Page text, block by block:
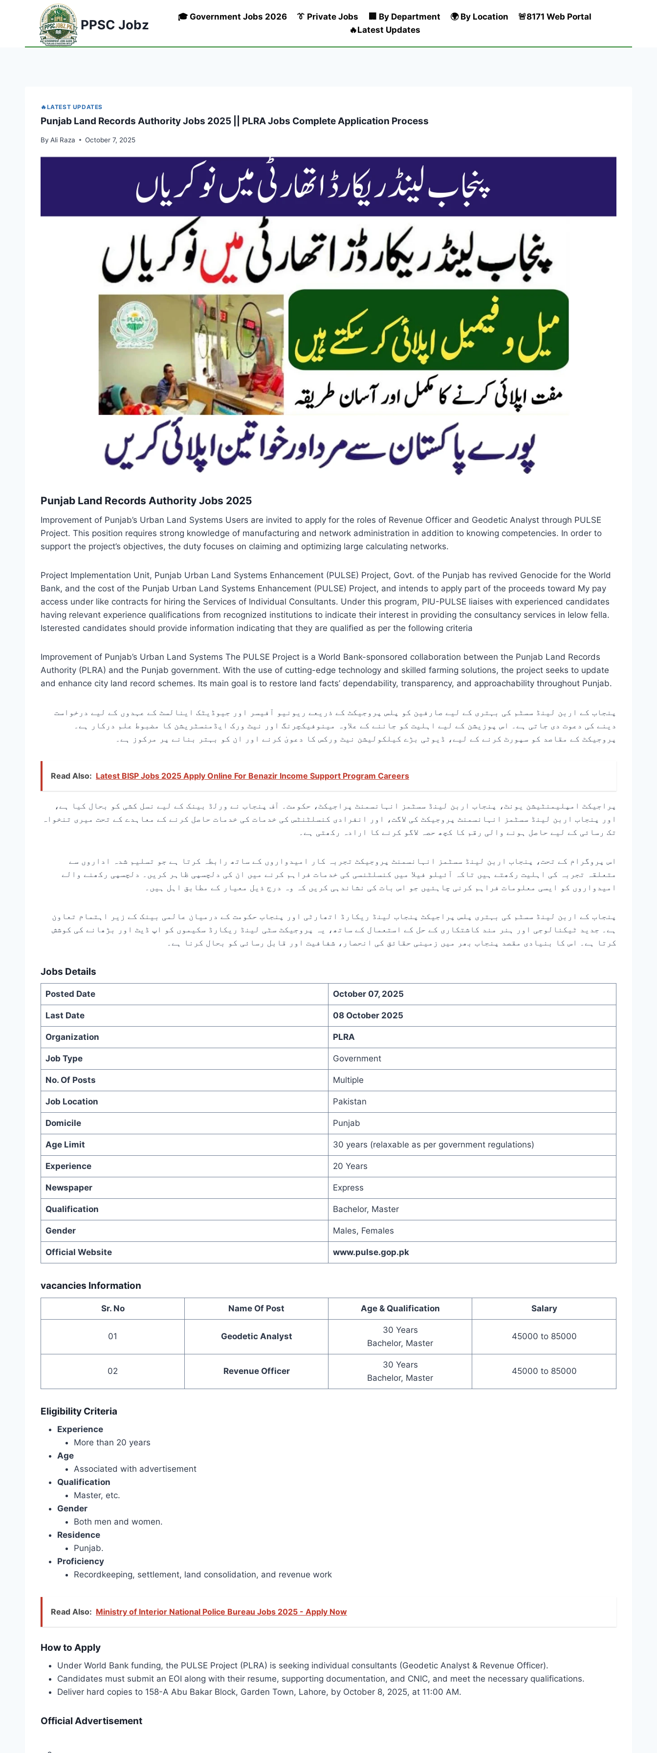
PPSC Jobz
🎓 Government Jobs 2026 👔 Private Jobs 🏢 By Department 🌍 By Location
🚨8171 Web Portal
🔥Latest Updates
🔥LATEST UPDATES
Punjab Land Records Authority Jobs 2025 || PLRA Jobs Complete Application Process
By Ali Raza October 7, 2025
Punjab Land Records Authority Jobs 2025
Improvement of Punjab’s Urban Land Systems Users are invited to apply for the roles of Revenue Officer and Geodetic Analyst through PULSE
Project. This position requires strong knowledge of manufacturing and network administration in addition to knowing competencies. In order to
support the project’s objectives, the duty focuses on claiming and optimizing large calculating networks.
Project Implementation Unit, Punjab Urban Land Systems Enhancement (PULSE) Project, Govt. of the Punjab has revived Genocide for the World
Bank, and the cost of the Punjab Urban Land Systems Enhancement (PULSE) Project, and intends to apply part of the proceeds toward My pay
access under like contracts for hiring the Services of Individual Consultants. Under this program, PIU-PULSE liaises with experienced candidates
having relevant experience qualifications from recognized institutions to indicate their interest in providing the consultancy services in Ielow fella.
Isterested candidates should provide information indicating that they are qualified as per the following criteria
Improvement of Punjab’s Urban Land Systems The PULSE Project is a World Bank-sponsored collaboration between the Punjab Land Records
Authority (PLRA) and the Punjab government. With the use of cutting-edge technology and skilled farming solutions, the project seeks to update
and enhance city land record schemes. Its main goal is to restore land facts’ dependability, transparency, and approachability throughout Punjab.
پنجاب کے اربن لینڈ سسٹم کی بہتری کے لیے صارفین کو پلس پروجیکٹ کے ذریعے ریونیو آفیسر اور جیوڈیٹک اینالسٹ کے عہدوں کے لیے درخواست
دینے کی دعوت دی جاتی ہے۔ اس پوزیشن کے لیے اہلیت کو جاننے کے علاوہ مینوفیکچرنگ اور نیٹ ورک ایڈمنسٹریشن کا مضبوط علم درکار ہے۔
پروجیکٹ کے مقاصد کو سپورٹ کرنے کے لیے، ڈیوٹی بڑے کیلکولیشن نیٹ ورکس کا دعویٰ کرنے اور ان کو بہتر بنانے پر مرکوز ہے۔
Read Also: Latest BISP Jobs 2025 Apply Online For Benazir Income Support Program Careers
پراجیکٹ امپلیمنٹیشن یونٹ، پنجاب اربن لینڈ سسٹمز انہانسمنٹ پراجیکٹ، حکومت۔ آف پنجاب نے ورلڈ بینک کے لیے نسل کشی کو بحال کیا ہے،
اور پنجاب اربن لینڈ سسٹمز انہانسمنٹ پروجیکٹ کی لاگت، اور انفرادی کنسلٹنٹس کی خدمات کی خدمات حاصل کرنے کے معاہدے کے تحت میری تنخواہ
تک رسائی کے لیے حاصل ہونے والی رقم کا کچھ حصہ لاگو کرنے کا ارادہ رکھتی ہے۔
اس پروگرام کے تحت، پنجاب اربن لینڈ سسٹمز انہانسمنٹ پروجیکٹ تجربہ کار امیدواروں کے ساتھ رابطہ کرتا ہے جو تسلیم شدہ اداروں سے
متعلقہ تجربہ کی اہلیت رکھتے ہیں تاکہ آئیلو فیلا میں کنسلٹنسی کی خدمات فراہم کرنے میں ان کی دلچسپی ظاہر کریں۔ دلچسپی رکھنے والے
امیدواروں کو ایسی معلومات فراہم کرنی چاہئیں جو اس بات کی نشاندہی کریں کہ وہ درج ذیل معیار کے مطابق اہل ہیں۔
پنجاب کے اربن لینڈ سسٹم کی بہتری پلس پراجیکٹ پنجاب لینڈ ریکارڈ اتھارٹی اور پنجاب حکومت کے درمیان عالمی بینک کے زیر اہتمام تعاون
ہے۔ جدید ٹیکنالوجی اور ہنر مند کاشتکاری کے حل کے استعمال کے ساتھ، یہ پروجیکٹ سٹی لینڈ ریکارڈ سکیموں کو اپ ڈیٹ اور بڑھانے کی کوشش
کرتا ہے۔ اس کا بنیادی مقصد پنجاب بھر میں زمینی حقائق کی انحصار، شفافیت اور قابل رسائی کو بحال کرنا ہے۔
Jobs Details
Posted Date October 07, 2025
Last Date 08 October 2025
Organization PLRA
Job Type Government
No. Of Posts Multiple
Job Location Pakistan
Domicile Punjab
Age Limit 30 years (relaxable as per government regulations)
Experience 20 Years
Newspaper Express
Qualification Bachelor, Master
Gender Males, Females
Official Website www.pulse.gop.pk
vacancies Information
Sr. No Name Of Post Age & Qualification Salary
01 Geodetic Analyst
30 Years
Bachelor, Master
45000 to 85000
02 Revenue Officer
30 Years
Bachelor, Master
45000 to 85000
Eligibility Criteria
Experience
More than 20 years
Age
Associated with advertisement
Qualification
Master, etc.
Gender
Both men and women.
Residence
Punjab.
Proficiency
Recordkeeping, settlement, land consolidation, and revenue work
Read Also: Ministry of Interior National Police Bureau Jobs 2025 - Apply Now
How to Apply
Under World Bank funding, the PULSE Project (PLRA) is seeking individual consultants (Geodetic Analyst & Revenue Officer).
Candidates must submit an EOI along with their resume, supporting documentation, and CNIC, and meet the necessary qualifications.
Deliver hard copies to 158-A Abu Bakar Block, Garden Town, Lahore, by October 8, 2025, at 11:00 AM.
Official Advertisement